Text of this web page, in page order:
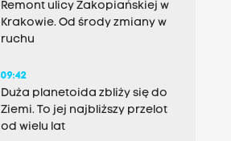
Remont ulicy Zakopiańskiej w
Krakowie. Od środy zmiany w
ruchu
09:42
Duża planetoida zbliży się do
Ziemi. To jej najbliższy przelot
od wielu lat